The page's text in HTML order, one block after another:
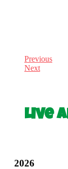
Previous
Next
Live
2026